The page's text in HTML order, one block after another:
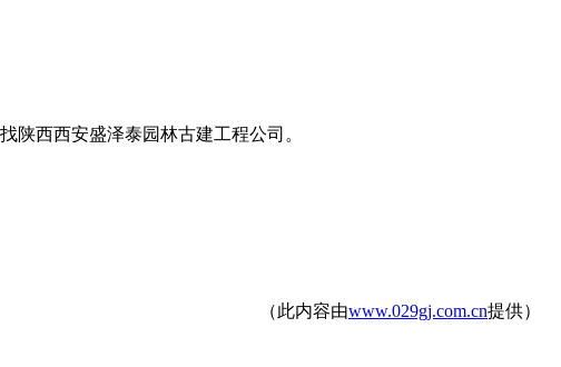
陕西西安盛泽泰园林古建工程公司。
（此内容由www.029gj.com.cn提供）